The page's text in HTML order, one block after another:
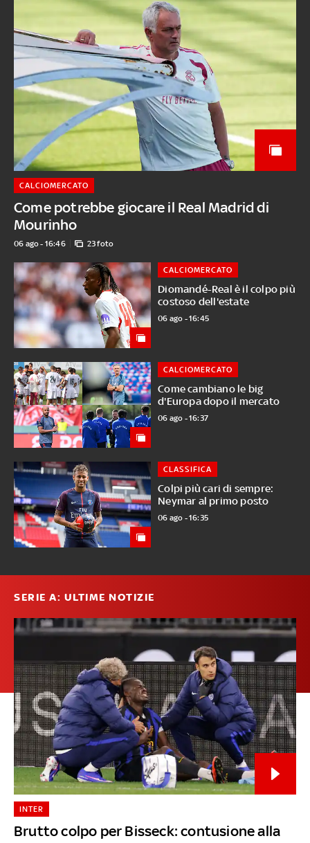
Come potrebbe giocare il Real Madrid di
Mourinho
CALCIOMERCATO
06 ago - 16:46 23 foto
Diomandé-Real è il colpo più
costoso dell'estate
CALCIOMERCATO
06 ago - 16:45
Come cambiano le big
d'Europa dopo il mercato
CALCIOMERCATO
06 ago - 16:37
Colpi più cari di sempre:
Neymar al primo posto
CLASSIFICA
06 ago - 16:35
SERIE A: ULTIME NOTIZIE
Brutto colpo per Bisseck: contusione alla
INTER